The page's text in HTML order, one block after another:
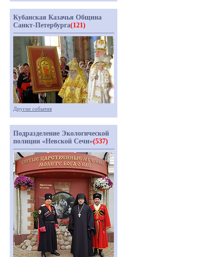
Кубанская Казачья Община
Санкт-Петербурга(121)
Другие события
Подразделение Экологической
полиции «Невской Сечи»(537)